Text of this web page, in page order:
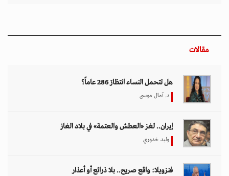
مقالات
هل تتحمل النساء انتظارَ 286 عاماً؟
د. آمال موسى
إيران.. لغز «العطش والعتمة» في بلاد الغاز
وليد خدوري
فنزويلا: واقع صريح.. بلا ذرائع أو أعذار